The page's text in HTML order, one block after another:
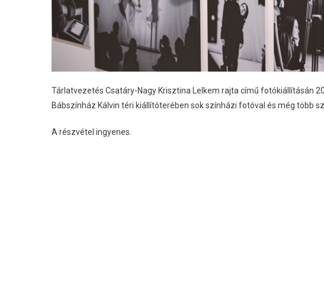
Tárlatvezetés Csatáry-Nagy Krisztina Lelkem rajta című fotókiállításán
Bábszínház Kálvin téri kiállítóterében sok színházi fotóval és még több
A részvétel ingyenes.